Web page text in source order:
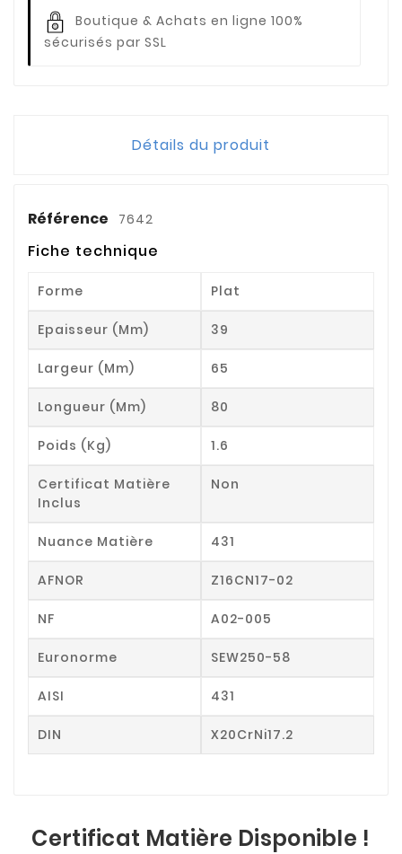
Boutique & Achats en ligne 100%
sécurisés par SSL
Détails du produit
Référence 7642
Fiche technique
Forme Plat
Epaisseur (mm) 39
Largeur (mm) 65
Longueur (mm) 80
Poids (kg) 1.6
Certificat Matière
Inclus
Non
Nuance Matière 431
AFNOR Z16CN17-02
NF A02-005
Euronorme SEW250-58
AISI 431
DIN X20CrNi17.2
Certificat Matière Disponible !